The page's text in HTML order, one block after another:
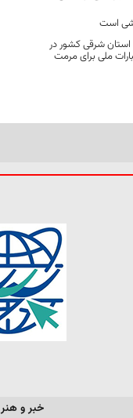
است
استان شرقی کشور در
ملی برای مرمت
خبر و